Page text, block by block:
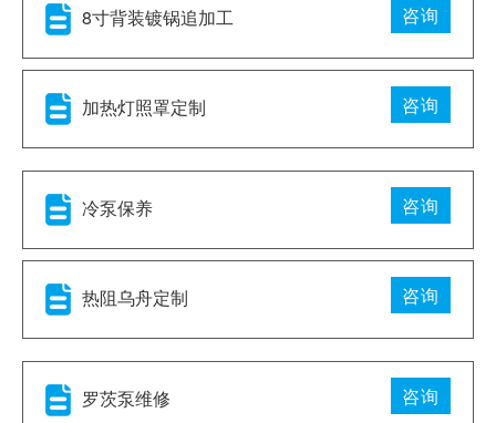
8寸背装镀锅追加工 咨询
加热灯照罩定制 咨询
冷泵保养 咨询
热阻乌舟定制 咨询
罗茨泵维修 咨询